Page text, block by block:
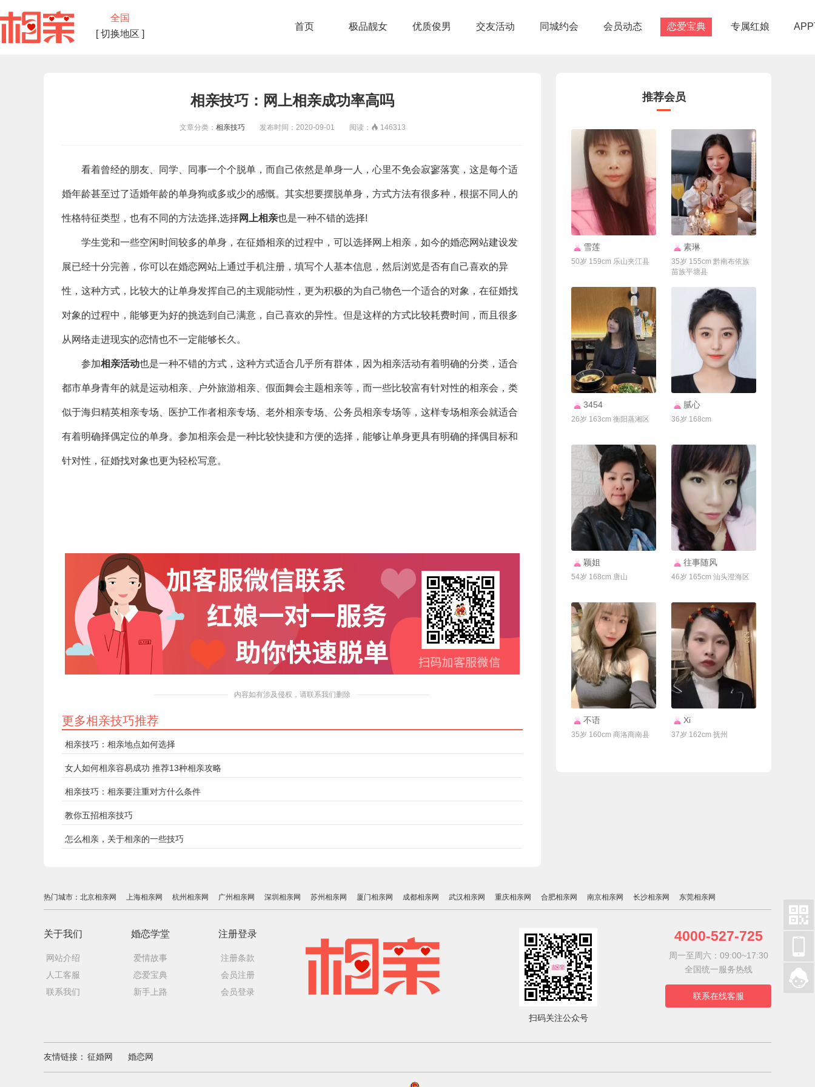
全国
[ 切换地区 ]
首页 极品靓女 优质俊男 交友活动 同城约会 会员动态 恋爱宝典 专属红娘
相亲技巧：网上相亲成功率高吗
文章分类： 相亲技巧发布时间：2020-09-01 阅读：  146313
看着曾经的朋友、同学、同事一个个脱单，而自己依然是单身一人，心里不免会寂寥落寞，这是每个适
婚年龄甚至过了适婚年龄的单身狗或多或少的感慨。其实想要摆脱单身，方式方法有很多种，根据不同人的
性格特征类型，也有不同的方法选择,选择 网上相亲也是一种不错的选择!
学生党和一些空闲时间较多的单身，在征婚相亲的过程中，可以选择网上相亲，如今的婚恋网站建设发
展已经十分完善，你可以在婚恋网站上通过手机注册，填写个人基本信息，然后浏览是否有自己喜欢的异
性，这种方式，比较大的让单身发挥自己的主观能动性，更为积极的为自己物色一个适合的对象，在征婚找
对象的过程中，能够更为好的挑选到自己满意，自己喜欢的异性。但是这样的方式比较耗费时间，而且很多
从网络走进现实的恋情也不一定能够长久。
参加相亲活动也是一种不错的方式，这种方式适合几乎所有群体，因为相亲活动有着明确的分类，适合
都市单身青年的就是运动相亲、户外旅游相亲、假面舞会主题相亲等，而一些比较富有针对性的相亲会，类
似于海归精英相亲专场、医护工作者相亲专场、老外相亲专场、公务员相亲专场等，这样专场相亲会就适合
有着明确择偶定位的单身。参加相亲会是一种比较快捷和方便的选择，能够让单身更具有明确的择偶目标和
针对性，征婚找对象也更为轻松写意。
内容如有涉及侵权，请联系我们删除
更多相亲技巧推荐
相亲技巧：相亲地点如何选择
女人如何相亲容易成功 推荐13种相亲攻略
相亲技巧：相亲要注重对方什么条件
教你五招相亲技巧
怎么相亲，关于相亲的一些技巧
推荐会员
雪莲
50岁 159cm 乐山夹江县
素琳
35岁 155cm 黔南布依族
苗族平塘县
联系Ta
3454
26岁 163cm 衡阳蒸湘区
腻心
36岁 168cm
颖姐
54岁 168cm 唐山
联系Ta
往事随风
46岁 165cm 汕头澄海区
不语
35岁 160cm 商洛商南县
Xi
37岁 162cm 抚州
热门城市： 北京相亲网 上海相亲网 杭州相亲网 广州相亲网 深圳相亲网 苏州相亲网 厦门相亲网 成都相亲网 武汉相亲网 重庆相亲网 合肥相亲网 南京相亲网 长沙相亲网 东莞相亲网
关于我们
网站介绍
人工客服
联系我们
婚恋学堂
爱情故事
恋爱宝典
新手上路
注册登录
注册条款
会员注册
会员登录
扫码关注公众号
4000-527-725
周一至周六：09:00~17:30
全国统一服务热线
联系在线客服
友情链接： 征婚网 婚恋网

